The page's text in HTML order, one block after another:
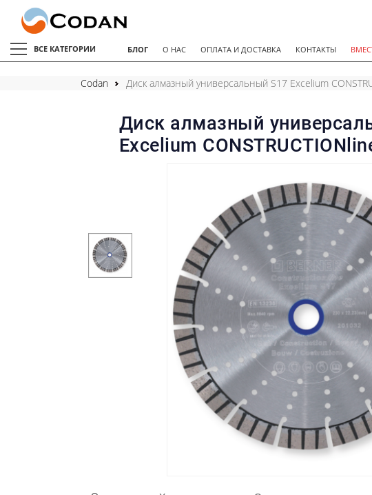
ВСЕ КАТЕГОРИИ БЛОГ О НАС ОПЛАТА И ДОСТАВКА КОНТАКТЫ
Codan Диск алмазный универсальный S17 Excelium
Диск алмазный
Excelium